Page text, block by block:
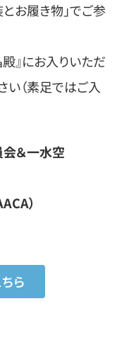
お履き物」でご参
』にお入りいただ
い（素足ではご入
＆一水空
）
ら